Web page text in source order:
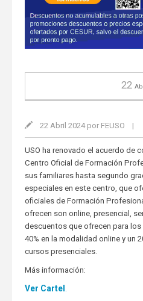
22
22 Abril 2024 por FEUSO |
USO ha renovado el acuerdo de
Centro Oficial de Formación
sus familiares hasta segundo
especiales en este centro, que
oficiales de Formación
ofrecen son online, presencial,
descuentos que ofrecen para los
40% en la modalidad online y un
cursos presenciales.
Más información:
Ver Cartel